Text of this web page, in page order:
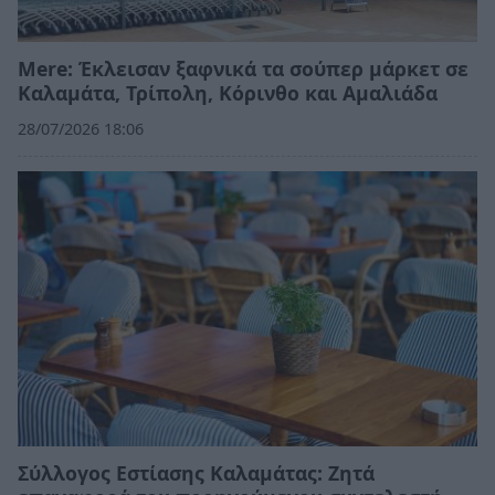
Mere: Έκλεισαν ξαφνικά τα σούπερ μάρκετ σε
Καλαμάτα, Τρίπολη, Κόρινθο και Αμαλιάδα
28/07/2026 18:06
Σύλλογος Εστίασης Καλαμάτας: Ζητά